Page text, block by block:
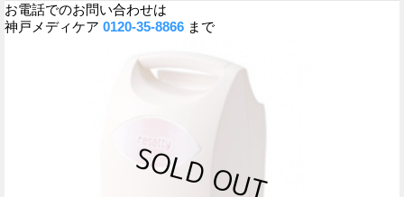
お電話でのお問い合わせは
神戸メディケア 0120-35-8866 まで